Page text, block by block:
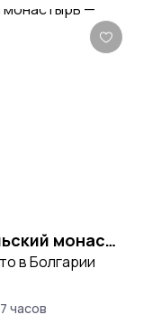
Экскурсия из Софии в Рильский монастырь — самое святое место Болгарии
в Болгарии
7 часов